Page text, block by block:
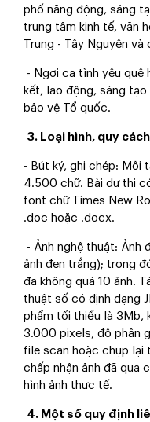
phố năng động, sáng
trung tâm kinh tế, văn
Trung - Tây Nguyên và
- Ngợi ca tình yêu quê
kết, lao động, sáng tạo
bảo vệ Tổ quốc.
3. Loại hình, quy
- Bút ký, ghi chép: Mỗi
4.500 chữ. Bài dự thi
font chữ Times New
.doc hoặc .docx.
- Ảnh nghệ thuật: Ảnh
ảnh đen trắng); trong
đa không quá 10 ảnh.
thuật số có định dạng
phẩm tối thiểu là 3Mb,
3.000 pixels, độ phân
file scan hoặc chụp lại
chấp nhận ảnh đã qua
hình ảnh thực tế.
4. Một số quy định